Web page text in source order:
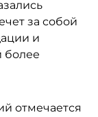
за собой
и
более
отмечается